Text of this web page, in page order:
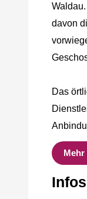
davon
Das
Mehr
Infos